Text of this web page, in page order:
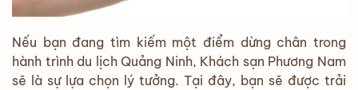
Nếu bạn đang tìm kiếm một điểm dừng chân trong
hành trình du lịch Quảng Ninh, Khách sạn Phương Nam
sẽ là sự lựa chọn lý tưởng. Tại đây, bạn sẽ được trải